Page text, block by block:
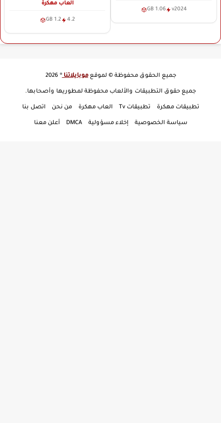
v2024
1.06 GB
العاب مهكرة
4.2
1.2 GB
جميع الحقوق محفوظة © لموقعموبايلاتنا® 2026
جميع حقوق التطبيقات والألعاب محفوظة لمطوريها وأصحابها.
تطبيقات مهكرة تطبيقات Tv العاب مهكرة من نحن اتصل بنا
سياسة الخصوصية إخلاء مسؤولية DMCA أعلن معنا